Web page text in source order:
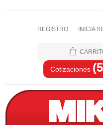
REGISTRO INICIA
Cotizaciones